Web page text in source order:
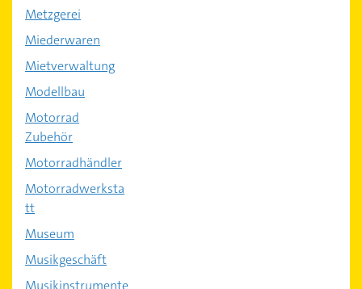
Metzgerei
Miederwaren
Mietverwaltung
Modellbau
Motorrad
Zubehör
Motorradhändler
Motorradwerksta
tt
Museum
Musikgeschäft
Musikinstrumente